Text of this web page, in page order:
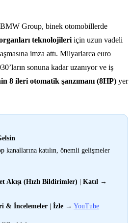
Group, binek otomobillerde
teknolojileri için uzun vadeli
imza attı. Milyarlarca euro
sonuna kadar uzanıyor ve iş
8 ileri otomatik şanzımanı (8HP) yer
kanallarına katılın, önemli gelişmeler
Akışı (Hızlı Bildirimler) Katıl →
& İncelemeler İzle → YouTube